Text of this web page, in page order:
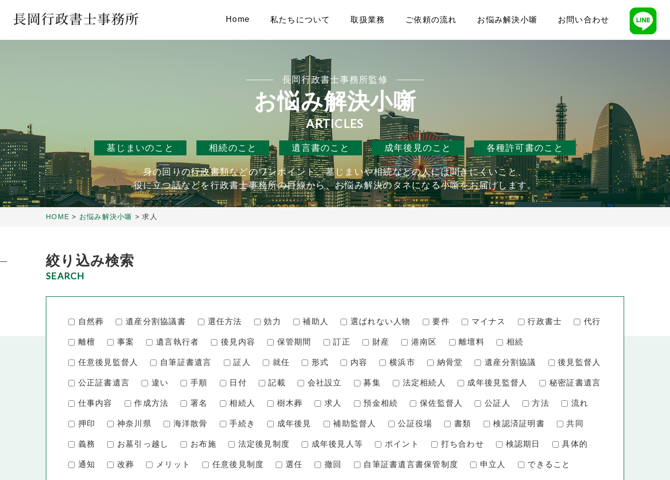
Home 私たちについて 取扱業務 ご依頼の流れ お悩み解決小噺 お問い合わせ
長岡行政書士事務所監修
お悩み解決小噺
ARTICLES
墓じまいのこと 相続のこと 遺言書のこと 成年後見のこと 各種許可書のこと
身の回りの行政書類などのワンポイント、墓じまいや相続などの人には聞きにくいこと、
役に立つ話などを行政書士事務所の目線から、お悩み解決のタネになる小噺をお届けします。
HOME > お悩み解決小噺 >求人
絞り込み検索
SEARCH
自然葬 遺産分割協議書 選任方法 効力 補助人 選ばれない人物 要件 マイナス 行政書士 代行
離檀 事案 遺言執行者 後見内容 保管期間 訂正 財産 港南区 離壇料 相続
任意後見監督人 自筆証書遺言 証人 就任 形式 内容 横浜市 納骨堂 遺産分割協議 後見監督人
公正証書遺言 違い 手順 日付 記載 会社設立 募集 法定相続人 成年後見監督人 秘密証書遺言
仕事内容 作成方法 署名 相続人 樹木葬 求人 預金相続 保佐監督人 公証人 方法 流れ
押印 神奈川県 海洋散骨 手続き 成年後見 補助監督人 公証役場 書類 検認済証明書 共同
義務 お墓引っ越し お布施 法定後見制度 成年後見人等 ポイント 打ち合わせ 検認期日 具体的
通知 改葬 メリット 任意後見制度 選任 撤回 自筆証書遺言書保管制度 申立人 できること